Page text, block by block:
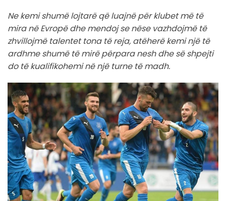
Ne kemi shumë lojtarë që luajnë për klubet më të
mira në Evropë dhe mendoj se nëse vazhdojmë të
zhvillojmë talentet tona të reja, atëherë kemi një të
ardhme shumë të mirë përpara nesh dhe së shpejti
do të kualifikohemi në një turne të madh.